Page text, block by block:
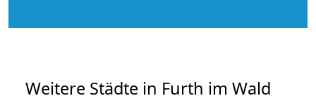
Weitere Städte in Furth im Wald